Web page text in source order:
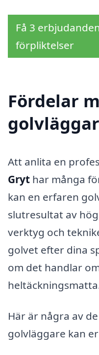
Få 3
förpliktelser
Fördelar
Att anlita en
Gryt har många
kan en erfaren
slutresultat av
verktyg och
golvet efter dina
om det handlar
Här är några av
golvläggare kan